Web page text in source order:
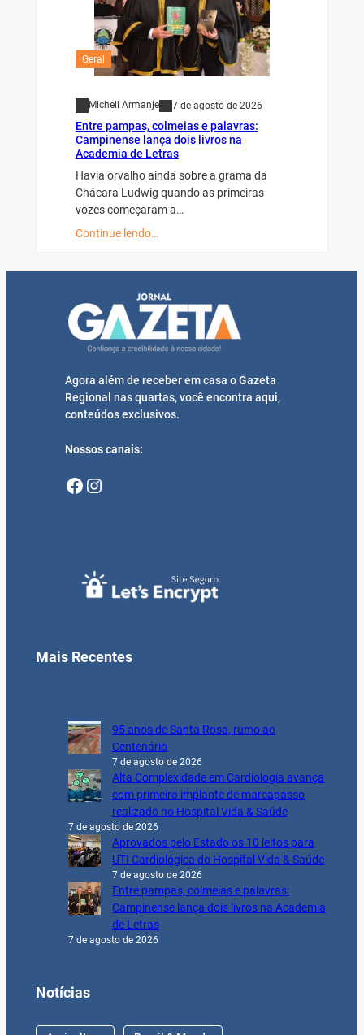
Geral
Micheli Armanje 7 de agosto de 2026
Entre pampas, colmeias e palavras:
Campinense lança dois livros na
Academia de Letras
Havia orvalho ainda sobre a grama da
Chácara Ludwig quando as primeiras
vozes começaram a…
Continue lendo…
Agora além de receber em casa o Gazeta
Regional nas quartas, você encontra aqui,
conteúdos exclusivos.
Nossos canais:
Facebook Instagram
Mais Recentes
95 anos de Santa Rosa, rumo ao
Centenário
7 de agosto de 2026
Alta Complexidade em Cardiologia avança
com primeiro implante de marcapasso
realizado no Hospital Vida & Saúde
7 de agosto de 2026
Aprovados pelo Estado os 10 leitos para
UTI Cardiológica do Hospital Vida & Saúde
7 de agosto de 2026
Entre pampas, colmeias e palavras:
Campinense lança dois livros na Academia
de Letras
7 de agosto de 2026
Notícias